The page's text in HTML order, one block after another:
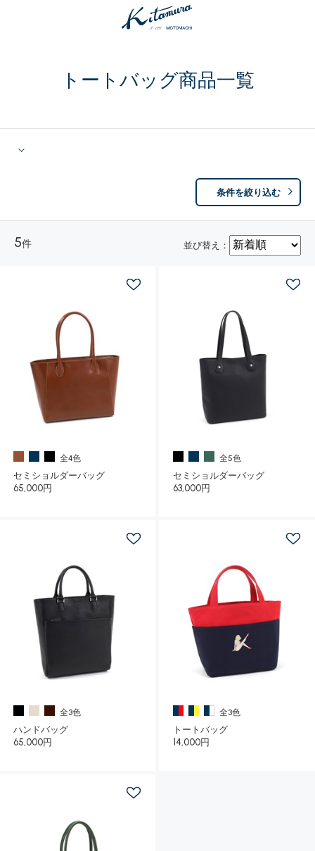
トートバッグ商品一覧
条件を絞り込む
5件 並び替え：
全4色
セミショルダーバッグ
65,000円
全5色
セミショルダーバッグ
63,000円
全3色
ハンドバッグ
65,000円
全3色
トートバッグ
14,000円